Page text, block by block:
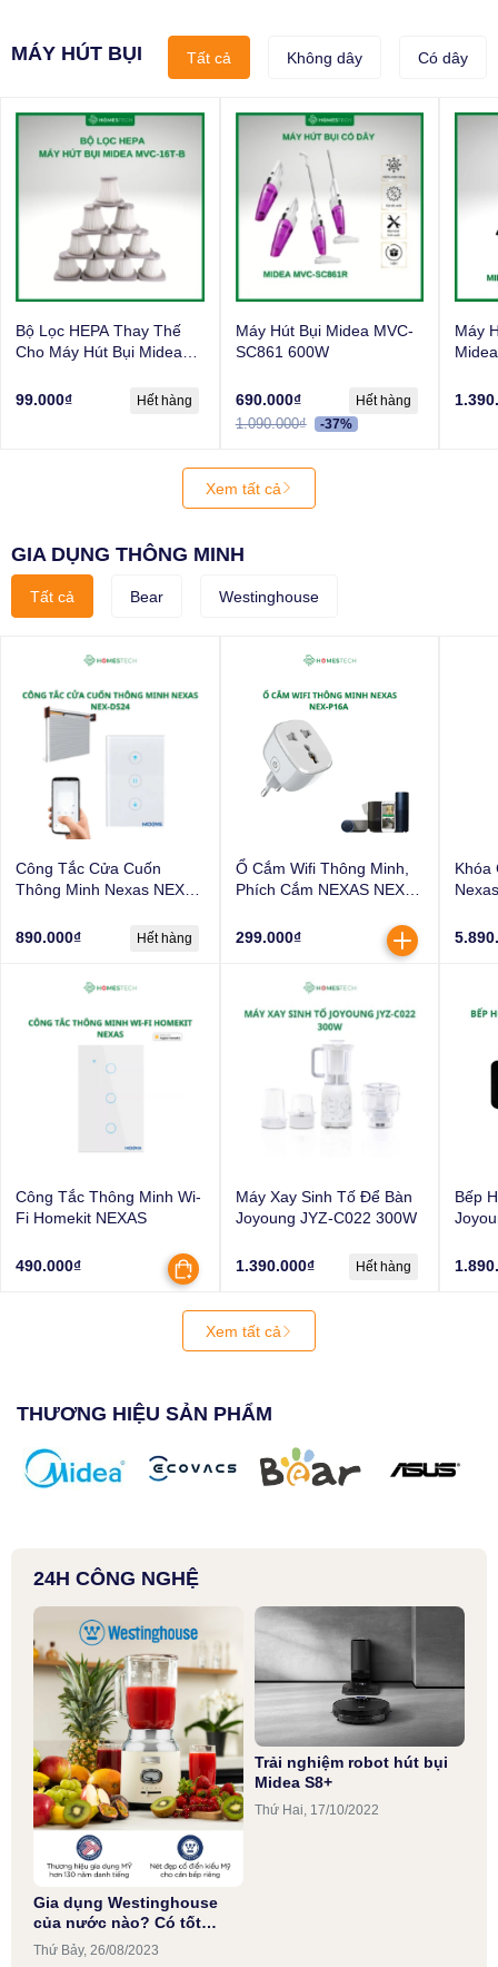
MÁY HÚT BỤI Tất cả Không dây Có dây
Bộ Lọc HEPA Thay Thế
Cho Máy Hút Bụi Midea
99.000₫
Hết hàng
Máy Hút Bụi Midea MVC-
SC861 600W
690.000₫
1.090.000₫ -37%
Hết hàng
Máy
Xem tất cả
GIA DỤNG THÔNG MINH
Tất cả Bear Westinghouse
Công Tắc Cửa Cuốn
Thông Minh Nexas NEX-
890.000₫
Hết hàng
Ổ Cắm Wifi Thông Minh,
Phích Cắm NEXAS NEX-
Thoại Kết Nối Wifi Hẹn
299.000₫
Khóa
Mật
Công Tắc Thông Minh Wi-
Fi Homekit NEXAS
490.000₫
Máy Xay Sinh Tố Để Bàn
Joyoung JYZ-C022 300W
1.390.000₫ Hết hàng
Bếp
Xem tất cả
THƯƠNG HIỆU SẢN PHẨM
24H CÔNG NGHỆ
Gia dụng Westinghouse
của nước nào? Có tốt
không?
Thứ Bảy, 26/08/2023
Trải nghiệm robot hút bụi
Midea S8+
Thứ Hai, 17/10/2022